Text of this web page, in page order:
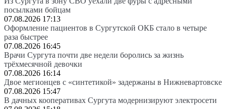
посылками бойцам
07.08.2026 17:13
Оформление пациентов в Сургутской ОКБ стало в четыре
раза быстрее
07.08.2026 16:45
Врачи Сургута почти две недели боролись за жизнь
трёхмесячной девочки
07.08.2026 16:14
Двое мегионцев с «синтетикой» задержаны в Нижневартовске
07.08.2026 15:47
В дачных кооперативах Сургута модернизируют электросети